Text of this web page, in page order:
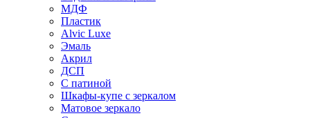
МДФ
Пластик
Alvic Luxe
Эмаль
Акрил
ДСП
С патиной
Шкафы-купе с зеркалом
Матовое зеркало